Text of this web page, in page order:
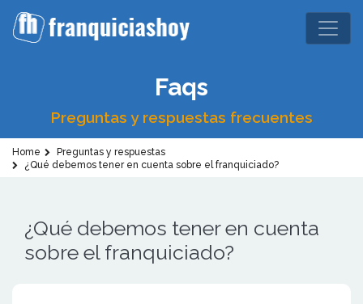
Faqs
Preguntas y respuestas frecuentes
Home
Preguntas y respuestas
¿Qué debemos tener en cuenta sobre el franquiciado?
¿Qué debemos tener en cuenta
sobre el franquiciado?